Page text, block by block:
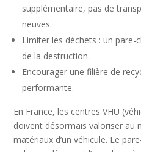
supplémentaire, pas de
neuves.
Limiter les déchets : un
de la destruction.
Encourager une filière de
performante.
En France, les centres VHU
doivent désormais valoriser au
matériaux d’un véhicule. Le